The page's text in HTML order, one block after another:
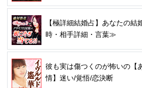
【極詳細結婚占】あなたの結
時・相手詳細・言葉≫
彼も実は傷つくのが怖いの【
情】迷い/覚悟/恋決断